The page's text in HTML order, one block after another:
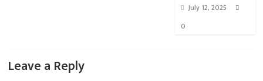
July 12, 2025
0
Leave a Reply